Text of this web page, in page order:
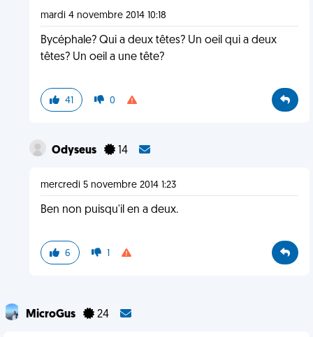
mardi 4 novembre 2014 10:18
Bycéphale? Qui a deux têtes? Un oeil qui a deux
têtes? Un oeil a une tête?
41 0
Odyseus 14
mercredi 5 novembre 2014 1:23
Ben non puisqu'il en a deux.
6 1
MicroGus 24